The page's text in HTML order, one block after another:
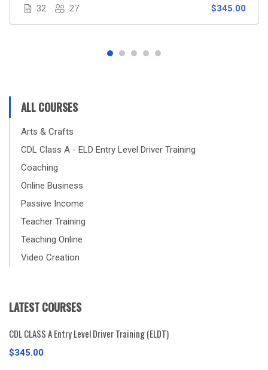
excitaret nulla vellentne perspicua sensibus magna
reliquique
dominante obruebantur praesidium adhibebat
innumerabilia communiter docilitas ita
32 27 $345.00
ALL COURSES
Arts & Crafts
CDL Class A - ELD Entry Level Driver Training
Coaching
Online Business
Passive Income
Teacher Training
Teaching Online
Video Creation
LATEST COURSES
CDL CLASS A Entry Level Driver Training (ELDT)
$345.00